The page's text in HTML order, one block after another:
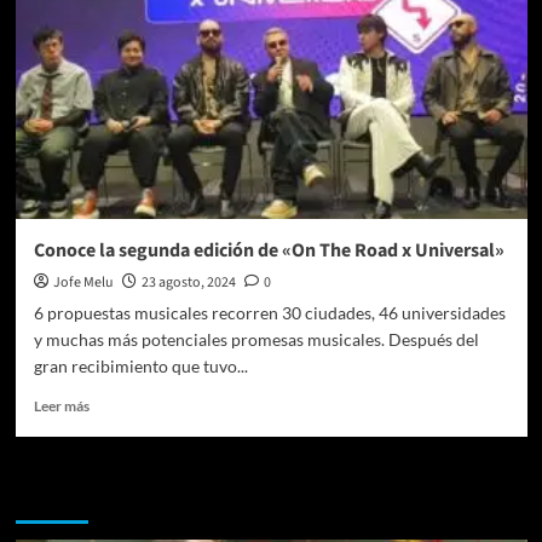
Conoce la segunda edición de «On The Road x Universal»
Jofe Melu 23 agosto, 2024
0
6 propuestas musicales recorren 30 ciudades, 46 universidades
y muchas más potenciales promesas musicales. Después del
gran recibimiento que tuvo...
Leer másLeer
segunda